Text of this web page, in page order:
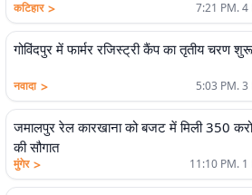
कटिहार > 7:21 PM. 4
गोविंदपुर में फार्मर रजिस्ट्री कैंप का तृतीय चरण शुरू
नवादा > 5:03 PM. 3
जमालपुर रेल कारखाना को बजट में मिली 350
की सौगात
मुंगेर > 11:10 PM. 1